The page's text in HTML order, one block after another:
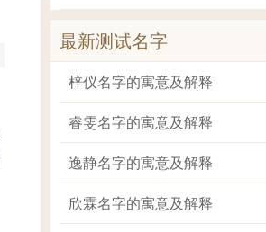
最新测试名字
梓仪名字的寓意及解释
睿雯名字的寓意及解释
逸静名字的寓意及解释
欣霖名字的寓意及解释